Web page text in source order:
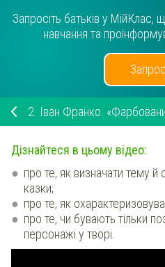
Запросіть батьків у
навчання та
2. Іван Франко.
Дізнайтеся в цьому відео:
про те, як визначати тему й
казки;
про те, як
про те, чи бувають тільки
персонажі у творі.